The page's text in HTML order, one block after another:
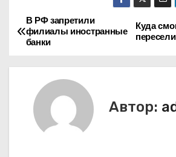
Н
Куда
В РФ запретили
филиалы иностранные
банки
Автор: